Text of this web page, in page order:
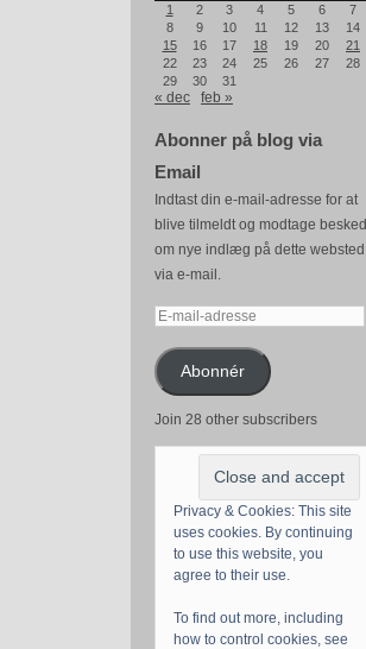
1
2 3 4 5 6
7
8
9 10 11 12 13
14
15
16 17 18 19 20
21
22
23 24 25 26 27
28
29
30 31
« dec feb »
Abonner på blog via
Email
Indtast din e-mail-adresse for at
blive tilmeldt og modtage besked
om nye indlæg på dette websted
via e-mail.
E-
adresseAbonnér
Join 28 other subscribers
Privacy & Cookies: This site
uses cookies. By continuing
to use this website, you
agree to their use.
To find out more, including
how to control cookies, see